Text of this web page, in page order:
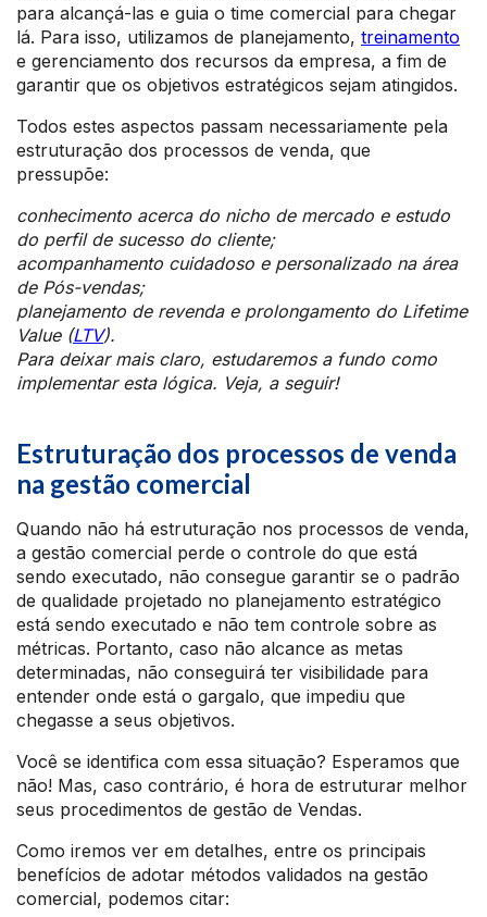
para alcançá-las e guia o time comercial para chegar
lá. Para isso, utilizamos de planejamento, treinamento
e gerenciamento dos recursos da empresa, a fim de
garantir que os objetivos estratégicos sejam atingidos.
Todos estes aspectos passam necessariamente pela
estruturação dos processos de venda, que
pressupõe:
conhecimento acerca do nicho de mercado e estudo
do perfil de sucesso do cliente;
acompanhamento cuidadoso e personalizado na área
de Pós-vendas;
planejamento de revenda e prolongamento do Lifetime
Value (LTV).
Para deixar mais claro, estudaremos a fundo como
implementar esta lógica. Veja, a seguir!
Estruturação dos processos de venda
na gestão comercial
Quando não há estruturação nos processos de venda,
a gestão comercial perde o controle do que está
sendo executado, não consegue garantir se o padrão
de qualidade projetado no planejamento estratégico
está sendo executado e não tem controle sobre as
métricas. Portanto, caso não alcance as metas
determinadas, não conseguirá ter visibilidade para
entender onde está o gargalo, que impediu que
chegasse a seus objetivos.
Você se identifica com essa situação? Esperamos que
não! Mas, caso contrário, é hora de estruturar melhor
seus procedimentos de gestão de Vendas.
Como iremos ver em detalhes, entre os principais
benefícios de adotar métodos validados na gestão
comercial, podemos citar: